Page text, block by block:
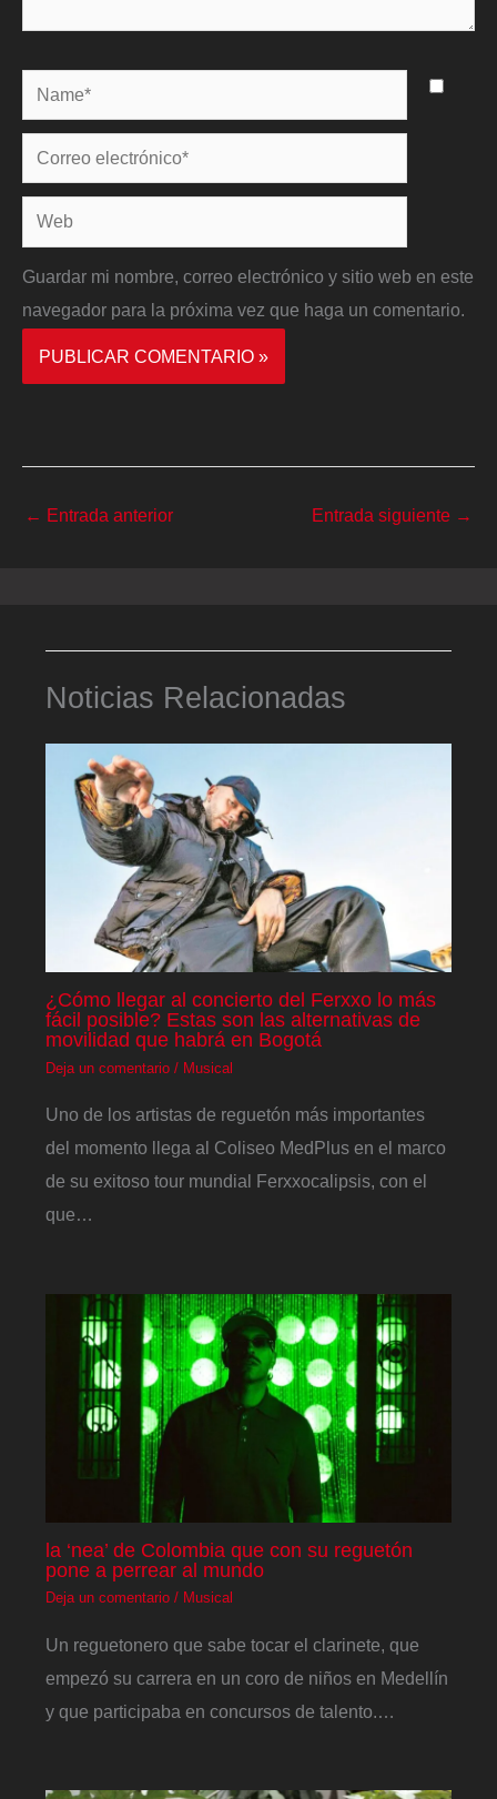
Name*
Correo
electrónico*
Web
Guardar mi nombre, correo electrónico y sitio web en este
navegador para la próxima vez que haga un comentario.
← Entrada anterior Entrada siguiente →
Noticias Relacionadas
¿Cómo llegar al concierto del Ferxxo lo más
fácil posible? Estas son las alternativas de
movilidad que habrá en Bogotá
Deja un comentario / Musical
Uno de los artistas de reguetón más importantes
del momento llega al Coliseo MedPlus en el marco
de su exitoso tour mundial Ferxxocalipsis, con el
que…
la ‘nea’ de Colombia que con su reguetón
pone a perrear al mundo
Deja un comentario / Musical
Un reguetonero que sabe tocar el clarinete, que
empezó su carrera en un coro de niños en Medellín
y que participaba en concursos de talento.…